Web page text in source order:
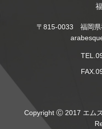
〒815-0033 福岡県
Copyright Ⓒ 2017 エム